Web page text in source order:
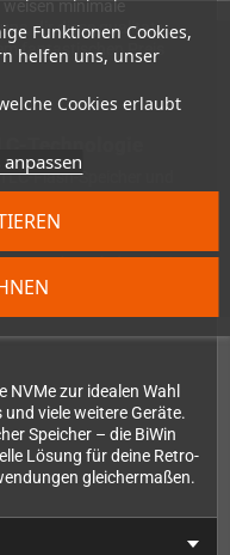
Funktionen Cookies,
helfen uns, unser
Cookies erlaubt
minimale
dir diese qualitativ
fantastischen Preis
Flash-Speicher und
Gen3x4-Schnittstelle
Benchmark der BiWin
du auf
zur idealen Wahl
viele weitere Geräte.
Speicher – die BiWin
Lösung für deine Retro-
gleichermaßen.